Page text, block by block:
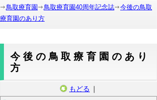
鳥取療育園
鳥取療育園40周年記念誌
今後の鳥取
療育園のあり方
今後の鳥取療育園のあり
方
もどる ｜